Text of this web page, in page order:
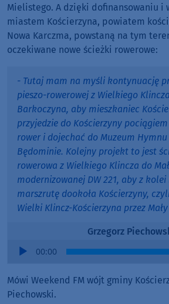
Mielistego. A dzięki dofinansowaniu i
miastem Kościerzyna, powiatem
Nowa Karczma, powstaną na tym
oczekiwane nowe ścieżki rowerowe:
- Tutaj mam na myśli kontynuację
pieszo-rowerowej z Wielkiego
Barkoczyna, aby mieszkaniec
przyjedzie do Kościerzyny
rower i dojechać do Muzeum
Będominie. Kolejny projekt to jest
rowerowa z Wielkiego Klincza do
modernizowanej DW 221, aby z
marszrutę dookoła Kościerzyny,
Wielki Klincz-Kościerzyna przez
Grzegorz
Audio
00:00
Mówi Weekend FM wójt gminy
Piechowski.